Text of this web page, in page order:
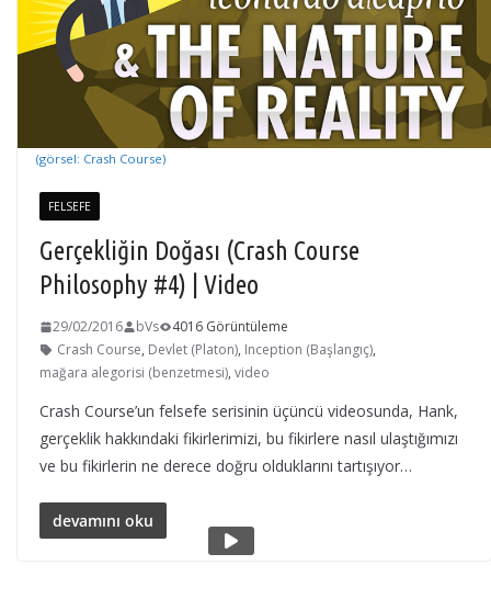
(görsel: Crash Course)
FELSEFE
Gerçekliğin Doğası (Crash Course
Philosophy #4) | Video
29/02/2016 bVs
4016 Görüntüleme
Crash Course, Devlet (Platon), Inception (Başlangıç),
mağara alegorisi (benzetmesi), video
Crash Course’un felsefe serisinin üçüncü videosunda, Hank,
gerçeklik hakkındaki fikirlerimizi, bu fikirlere nasıl ulaştığımızı
ve bu fikirlerin ne derece doğru olduklarını tartışıyor…
devamını oku